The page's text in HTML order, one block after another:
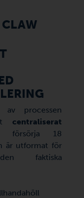
processen
centraliserat
18
är utformat för
faktiska